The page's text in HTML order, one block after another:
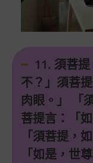
11. 須菩
不？」須菩
肉眼。」 「
菩提言：「
「須菩提，
「如是，世